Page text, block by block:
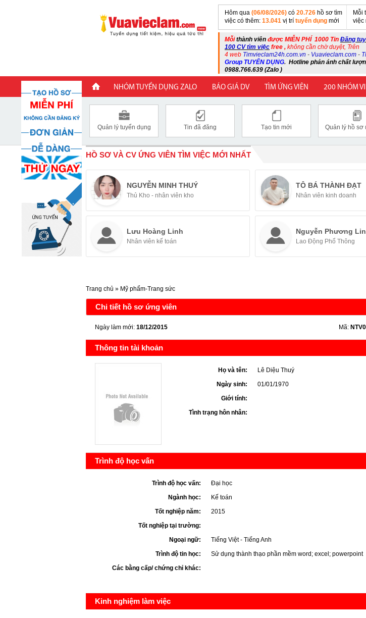
Hôm qua (06/08/2026) có 20.726 hồ sơ tìm
việc có thêm: 13.041 vị trí tuyển dụng mới
Mỗi
việc
Mỗithành viên được MIỄN PHÍ 1000 Tin Đăng
100 CV tìm việc free , không cần chờ duyệt, Trên
4 web Timvieclam24h.com.vn - Vuavieclam.com -
Group TUYỂN DỤNG. Hotline phản ánh chất
0988.766.639 (Zalo )
NHÓM TUYỂN DỤNG ZALO BÁO GIÁ DV TÌM ỨNG VIÊN 200 NHÓM
Quản lý tuyển dụng Tin đã đăng Tạo tin mới Quản lý hồ sơ
HỒ SƠ VÀ CV ỨNG VIÊN TÌM VIỆC MỚI NHẤT
NGUYỄN MINH THUÝ
Thủ Kho - nhân viên kho
TÔ BÁ THÀNH ĐẠT
Nhân viên kinh doanh
Lưu Hoàng Linh
Nhân viên kế toán
Nguyễn Phương
Lao Động Phổ Thông
Trang chủ » Mỹ phẩm-Trang sức
Chi tiết hồ sơ ứng viên
Ngày làm mới: 18/12/2015 Mã:
Thông tin tài khoản
Họ và tên:
Lê Diệu Thuý
Ngày sinh:
01/01/1970
Giới tính:
Tình trạng hôn nhân:
Trình độ học vấn
Trình độ học vấn:
Đại học
Ngành học:
Kế toán
Tốt nghiệp năm:
2015
Tốt nghiệp tại trường:
Ngoại ngữ:
Tiếng Việt - Tiếng Anh
Trình độ tin học:
Sử dụng thành thạo phần mềm word; excel; powerpoint
Các bằng cấp/ chứng chỉ khác:
Kinh nghiệm làm việc